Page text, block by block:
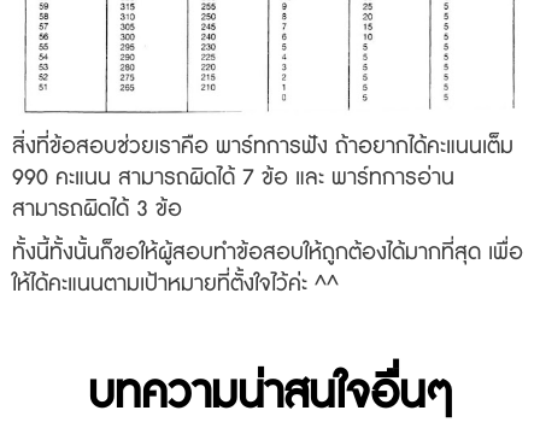
สิ่งที่ข้อสอบช่วยเราคือ พาร์ทการฟัง ถ้าอยากได้คะแนนเต็ม
990 คะแนน สามารถผิดได้ 7 ข้อ และ พาร์ทการอ่าน
สามารถผิดได้ 3 ข้อ
ทั้งนี้ทั้งนั้นก็ขอให้ผู้สอบทำข้อสอบให้ถูกต้องได้มากที่สุด เพื่อ
ให้ได้คะแนนตามเป้าหมายที่ตั้งใจไว้ค่ะ ^^
บทความน่าสนใจอื่นๆ